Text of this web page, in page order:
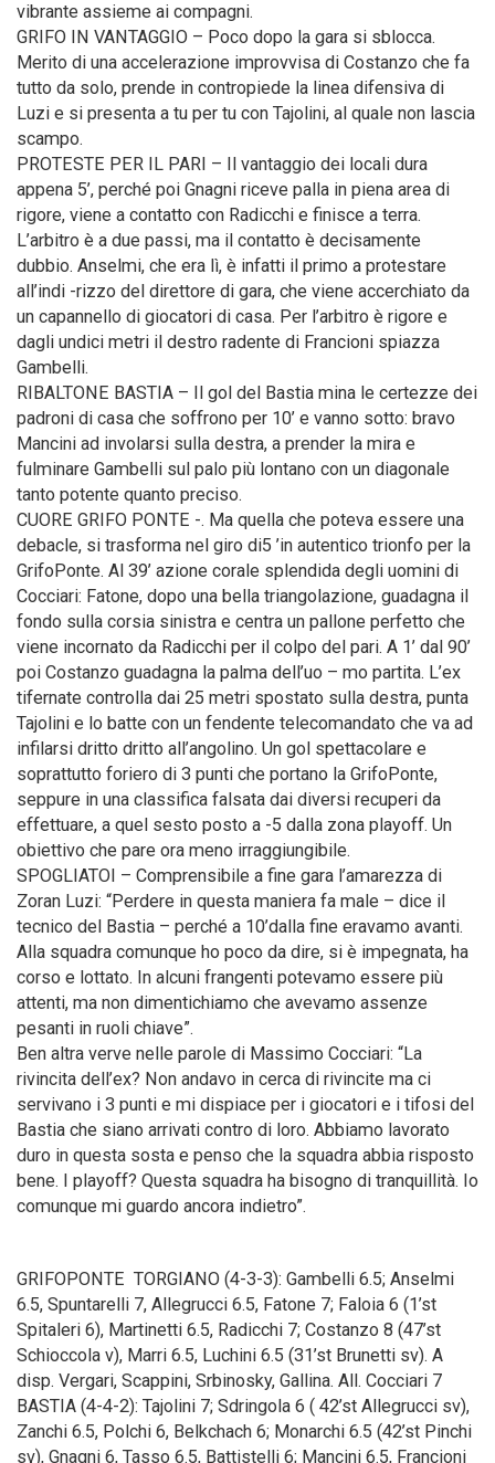
vibrante assieme ai compagni.
GRIFO IN VANTAGGIO – Poco dopo la gara si sblocca.
Merito di una accelerazione improvvisa di Costanzo che fa
tutto da solo, prende in contropiede la linea difensiva di
Luzi e si presenta a tu per tu con Tajolini, al quale non lascia
scampo.
PROTESTE PER IL PARI – Il vantaggio dei locali dura
appena 5’, perché poi Gnagni riceve palla in piena area di
rigore, viene a contatto con Radicchi e finisce a terra.
L’arbitro è a due passi, ma il contatto è decisamente
dubbio. Anselmi, che era lì, è infatti il primo a protestare
all’indi -rizzo del direttore di gara, che viene accerchiato da
un capannello di giocatori di casa. Per l’arbitro è rigore e
dagli undici metri il destro radente di Francioni spiazza
Gambelli.
RIBALTONE BASTIA – Il gol del Bastia mina le certezze dei
padroni di casa che soffrono per 10’ e vanno sotto: bravo
Mancini ad involarsi sulla destra, a prender la mira e
fulminare Gambelli sul palo più lontano con un diagonale
tanto potente quanto preciso.
CUORE GRIFO PONTE -. Ma quella che poteva essere una
debacle, si trasforma nel giro di5 ’in autentico trionfo per la
GrifoPonte. Al 39’ azione corale splendida degli uomini di
Cocciari: Fatone, dopo una bella triangolazione, guadagna il
fondo sulla corsia sinistra e centra un pallone perfetto che
viene incornato da Radicchi per il colpo del pari. A 1’ dal 90’
poi Costanzo guadagna la palma dell’uo – mo partita. L’ex
tifernate controlla dai 25 metri spostato sulla destra, punta
Tajolini e lo batte con un fendente telecomandato che va ad
infilarsi dritto dritto all’angolino. Un gol spettacolare e
soprattutto foriero di 3 punti che portano la GrifoPonte,
seppure in una classifica falsata dai diversi recuperi da
effettuare, a quel sesto posto a -5 dalla zona playoff. Un
obiettivo che pare ora meno irraggiungibile.
SPOGLIATOI – Comprensibile a fine gara l’amarezza di
Zoran Luzi: “Perdere in questa maniera fa male – dice il
tecnico del Bastia – perché a 10’dalla fine eravamo avanti.
Alla squadra comunque ho poco da dire, si è impegnata, ha
corso e lottato. In alcuni frangenti potevamo essere più
attenti, ma non dimentichiamo che avevamo assenze
pesanti in ruoli chiave”.
Ben altra verve nelle parole di Massimo Cocciari: “La
rivincita dell’ex? Non andavo in cerca di rivincite ma ci
servivano i 3 punti e mi dispiace per i giocatori e i tifosi del
Bastia che siano arrivati contro di loro. Abbiamo lavorato
duro in questa sosta e penso che la squadra abbia risposto
bene. I playoff? Questa squadra ha bisogno di tranquillità. Io
comunque mi guardo ancora indietro”.
GRIFOPONTE TORGIANO (4-3-3): Gambelli 6.5; Anselmi
6.5, Spuntarelli 7, Allegrucci 6.5, Fatone 7; Faloia 6 (1’st
Spitaleri 6), Martinetti 6.5, Radicchi 7; Costanzo 8 (47’st
Schioccola v), Marri 6.5, Luchini 6.5 (31’st Brunetti sv). A
disp. Vergari, Scappini, Srbinosky, Gallina. All. Cocciari 7
BASTIA (4-4-2): Tajolini 7; Sdringola 6 ( 42’st Allegrucci sv),
Zanchi 6.5, Polchi 6, Belkchach 6; Monarchi 6.5 (42’st Pinchi
sv), Gnagni 6, Tasso 6.5, Battistelli 6; Mancini 6.5, Francioni